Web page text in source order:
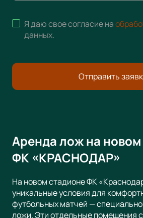
Я даю свое согласие на
данных.
Отправить
Аренда лож на
ФК «КРАСНОДАР»
На новом стадионе ФК
уникальные условия для
футбольных матчей —
ложи. Эти отдельные помещения